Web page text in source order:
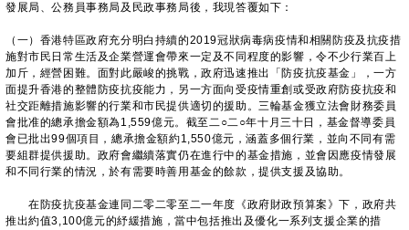
發展局、公務員事務局及民政事務局後，我現答覆如下：
（一）香港特區政府充分明白持續的2019冠狀病毒病疫情和相關防疫及抗疫措
施對市民日常生活及企業營運會帶來一定及不同程度的影響，令不少行業百上
加斤，經營困難。面對此嚴峻的挑戰，政府迅速推出「防疫抗疫基金」，一方
面提升香港的整體防疫抗疫能力，另一方面向受疫情重創或受政府防疫抗疫和
社交距離措施影響的行業和市民提供適切的援助。三輪基金獲立法會財務委員
會批准的總承擔金額為1,559億元。截至二○二○年十月三十日，基金督導委員
會已批出99個項目，總承擔金額約1,550億元，涵蓋多個行業，並向不同有需
要組群提供援助。政府會繼續落實仍在進行中的基金措施，並會因應疫情發展
和不同行業的情況，於有需要時善用基金的餘款，提供支援及協助。
在防疫抗疫基金連同二零二零至二一年度《政府財政預算案》下，政府共
推出約值3,100億元的紓緩措施，當中包括推出及優化一系列支援企業的措